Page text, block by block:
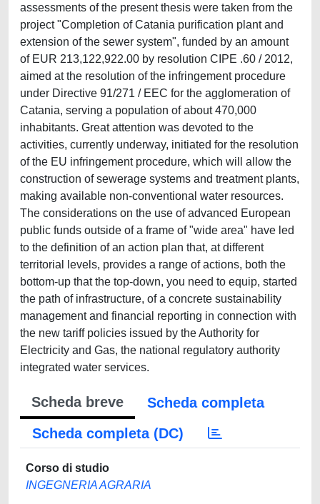
assessments of the present thesis were taken from the
project "Completion of Catania purification plant and
extension of the sewer system", funded by an amount
of EUR 213,122,922.00 by resolution CIPE .60 / 2012,
aimed at the resolution of the infringement procedure
under Directive 91/271 / EEC for the agglomeration of
Catania, serving a population of about 470,000
inhabitants. Great attention was devoted to the
activities, currently underway, initiated for the resolution
of the EU infringement procedure, which will allow the
construction of sewerage systems and treatment plants,
making available non-conventional water resources.
The considerations on the use of advanced European
public funds outside of a frame of "wide area" have led
to the definition of an action plan that, at different
territorial levels, provides a range of actions, both the
bottom-up that the top-down, you need to equip, started
the path of infrastructure, of a concrete sustainability
management and financial reporting in connection with
the new tariff policies issued by the Authority for
Electricity and Gas, the national regulatory authority
integrated water services.
Scheda breve
Scheda completa
Scheda completa (DC)
Corso di studio
INGEGNERIA AGRARIA